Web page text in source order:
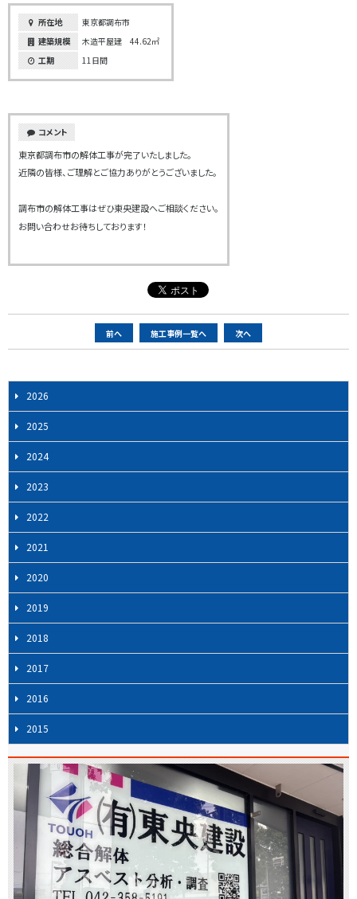
所在地
東京都調布市
建築規模
木造平屋建 44.62㎡
工期
11日間
コメント
東京都調布市の解体工事が完了いたしました。
近隣の皆様、ご理解とご協力ありがとうございました。
調布市の解体工事はぜひ東央建設へご相談ください。
お問い合わせお待ちしております！
ー
ナ
ビ
ゲ
ー
シ
ョ
ン
前へ 施工事例一覧へ 次へ
2026
2025
2024
2023
2022
2021
2020
2019
2018
2017
2016
2015